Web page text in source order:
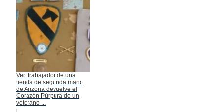
Ver: trabajador de una
tienda de segunda mano
de Arizona devuelve el
Corazón Púrpura de un
veterano ...